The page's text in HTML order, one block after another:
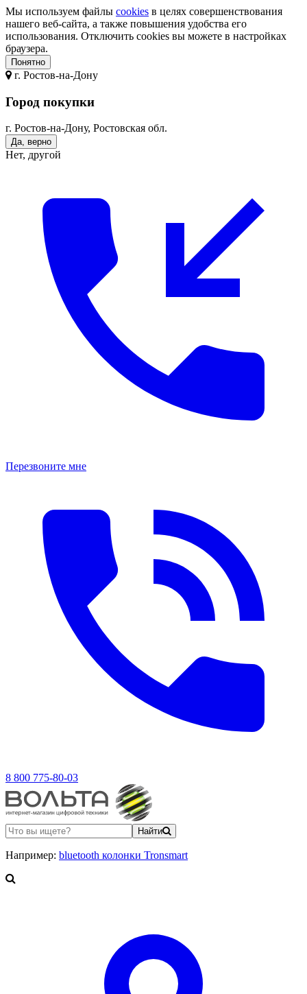
Мы используем файлы cookies в целях совершенствования
нашего веб-сайта, а также повышения удобства его
использования. Отключить cookies вы можете в настройках
браузера.
Понятно
г. Ростов-на-Дону
Город покупки
г. Ростов-на-Дону, Ростовская обл.
Да, верно
Нет, другой
Перезвоните мне
8 800 775-80-03
Найти
Например: bluetooth колонки Tronsmart